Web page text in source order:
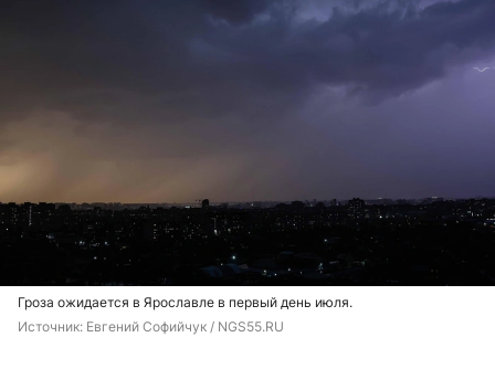
Гроза ожидается в Ярославле в первый день июля.
Источник: Евгений Софийчук / NGS55.RU